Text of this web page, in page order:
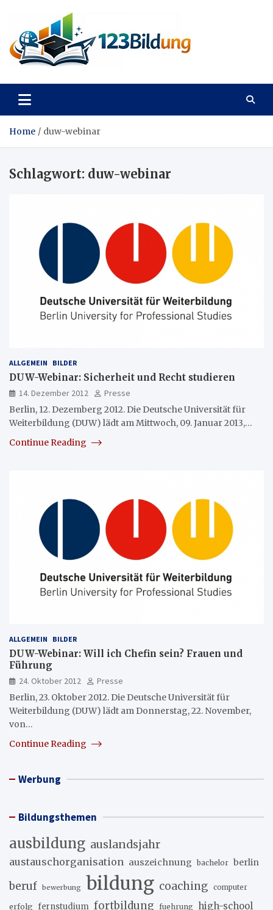
content
123Bildung
Home duw-webinar
Schlagwort: duw-webinar
ALLGEMEIN BILDER
DUW-Webinar: Sicherheit und Recht studieren
14. Dezember 2012
Presse
Berlin, 12. Dezemberg 2012. Die Deutsche Universität für
Weiterbildung (DUW) lädt am Mittwoch, 09. Januar 2013,…
Continue Reading
ALLGEMEIN BILDER
DUW-Webinar: Will ich Chefin sein? Frauen und
Führung
24. Oktober 2012
Presse
Berlin, 23. Oktober 2012. Die Deutsche Universität für
Weiterbildung (DUW) lädt am Donnerstag, 22. November,
von…
Continue Reading
Werbung
Bildungsthemen
ausbildung auslandsjahr
austauschorganisation auszeichnung bachelor berlin
beruf bewerbung bildung coaching computer
erfolg fernstudium fortbildung fuehrung high-school